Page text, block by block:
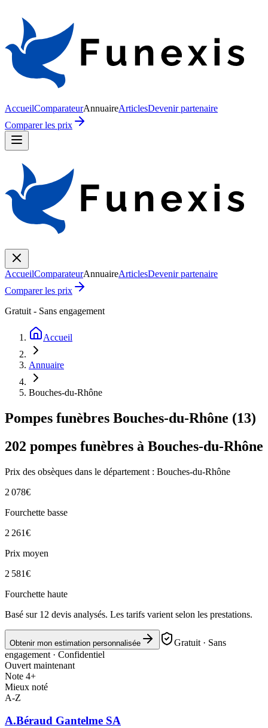
AccueilComparateurAnnuaireArticlesDevenir partenaire
Comparer les prix
AccueilComparateurAnnuaireArticlesDevenir partenaire
Comparer les prix
Gratuit - Sans engagement
Accueil
Annuaire
Bouches-du-Rhône
Pompes funèbres Bouches-du-Rhône (13)
202 pompes funèbres à Bouches-du-Rhône
Prix des obsèques dans le département : Bouches-du-Rhône
2 078€
Fourchette basse
2 261€
Prix moyen
2 581€
Fourchette haute
Basé sur 12 devis analysés. Les tarifs varient selon les prestations.
Obtenir mon estimation personnalisée
Gratuit · Sans
engagement · Confidentiel
Ouvert maintenant
Note 4+
Mieux noté
A-Z
A.Béraud Gantelme SA